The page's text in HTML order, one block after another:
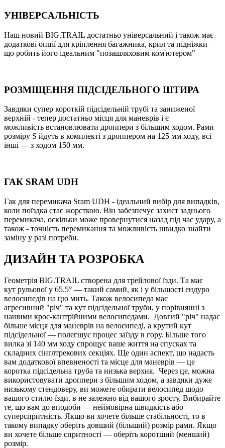
УНIВЕРСАЛЬНІСТЬ
Наш новий BIG.TRAIL достатньо універсальний і також має
додаткові опції для кріплення багажника, крил та підніжки —
що робить його ідеальним "позашляховим ком'ютером"
РОЗМІЩЕННЯ ПІДСІДЕЛЬНОГО ШТИРА
Завдяки супер короткій підсідельній трубі та заниженої
верхній - тепер достатньо місця для маневрів і є
можливість встановлювати дроппери з більшим ходом. Рами
розміру S йдуть в комплекті з дроппером на 125 мм ходу, всі
інші — з ходом 150 мм.
ГАК SRAM UDH
Гак для перемикача Sram UDH - ідеальний вибір для випадків,
коли поїздка стає жорсткою. Він забезпечує захист заднього
перемикача, оскільки може провернутися назад під час удару, а
також - точність перемикання та можливість швидко знайти
заміну у разі потреби.
ДИЗАЙН ТА РОЗРОБКА
Геометрія BIG.TRAIL створена для трейлової їзди. Та має
кут рульової у 65.5° — такий самий, як і у більшості ендуро
велосипедів на цю мить. Також велосипеда має
агресивний "річ" та кут підсідельної труби, у порівнянні з
нашими крос-кантрійними велосипедами. Довгий "річ" надає
більше місця для маневрів на велосипеді, а крутий кут
підсідельної — полегшує процес заїзду в гору. Більше того
вилка зі 140 мм ходу спрощує ваше життя на спусках та
складних сінглтрекових секціях. Ще один аспект, що надасть
вам додаткової впевненості та місце для маневрів — це
коротка підсідельна труба та низька верхня. Через це, можна
використовувати дроппери з більшим ходом, а завдяки дуже
низькому стендоверу, ви можете обирати велосипед щодо
вашого стилю їзди, в не залежно від вашого зросту. Вибирайте
те, що вам до вподоби — неймовірна швидкість або
суперспритність. Якщо ви хочете більше стабільності, то в
такому випадку оберіть довший (більший) розмір рами. Якщо
ви хочете більше спритності — оберіть коротший (менший)
розмір.